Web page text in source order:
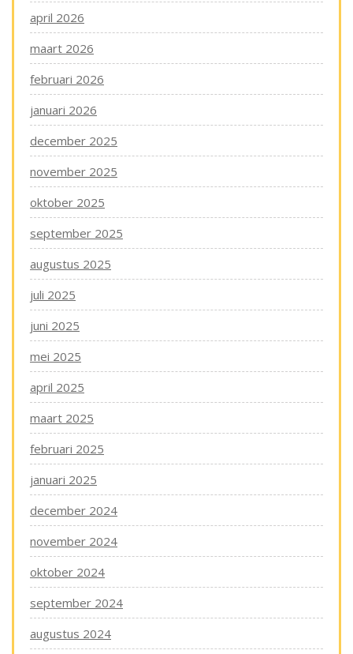
april 2026
maart 2026
februari 2026
januari 2026
december 2025
november 2025
oktober 2025
september 2025
augustus 2025
juli 2025
juni 2025
mei 2025
april 2025
maart 2025
februari 2025
januari 2025
december 2024
november 2024
oktober 2024
september 2024
augustus 2024